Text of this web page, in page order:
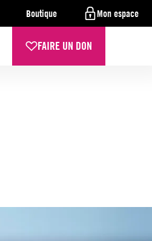
Boutique Mon espace
FAIRE UN DON